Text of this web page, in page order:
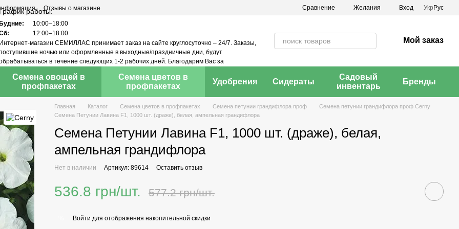
Отзывы о магазине Сравнение Желания Вход Укр Рус
работы:
Будние:
10:00–18:00
12:00–18:00
Интернет-магазин СЕМИЛЛАС принимает заказ на сайте круглосуточно – 24/7. Заказы,
ночью или оформленные в выходные/праздничные дни, будут
в течение следующих 1-2 рабочих дней. Благодарим Вас за
Мой заказ
Семена овощей в
профпакетах
Семена цветов в
профпакетах
Удобрения Сидераты
Садовый
инвентарь
Бренды
Главная Каталог Семена цветов в профпакетах Семена петунии грандифлора проф
Семена петунии грандифлора проф Cerny
Семена Петунии Лавина F1, 1000 шт. (драже), белая, ампельная грандифлора
Семена Петунии Лавина F1, 1000 шт. (драже), белая,
ампельная грандифлора
Нет в наличии Артикул: 89614 Оставить отзыв
536.8 грн/шт. 577.2 грн/шт.
Войти для отображения накопительной скидки